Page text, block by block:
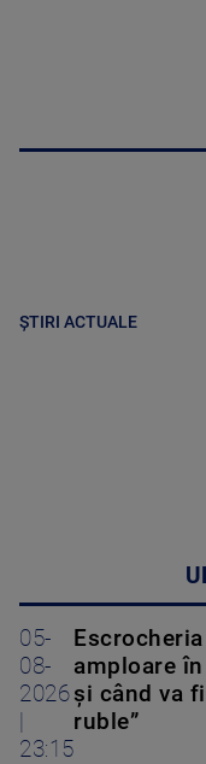
ȘTIRI ACTUALE
05-
08-
2026
23:15
amploare
și când va
ruble”